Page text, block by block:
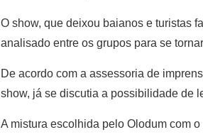
O show, que deixou baianos e turistas
analisado entre os grupos para se
De acordo com a assessoria de
show, já se discutia a possibilidade de
A mistura escolhida pelo Olodum com